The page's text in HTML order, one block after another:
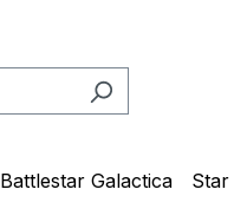
Battlestar Galactica Star